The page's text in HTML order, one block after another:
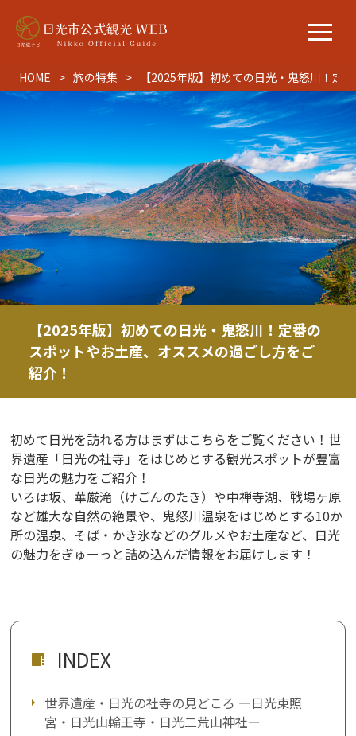
HOME 旅の特集 【2025年版】初めての日光・鬼怒川！定
【2025年版】初めての日光・鬼怒川！定番の
スポットやお土産、オススメの過ごし方をご
紹介！
初めて日光を訪れる方はまずはこちらをご覧ください！世
界遺産「日光の社寺」をはじめとする観光スポットが豊富
な日光の魅力をご紹介！
いろは坂、華厳滝（けごんのたき）や中禅寺湖、戦場ヶ原
など雄大な自然の絶景や、鬼怒川温泉をはじめとする10か
所の温泉、そば・かき氷などのグルメやお土産など、日光
の魅力をぎゅーっと詰め込んだ情報をお届けします！
INDEX
世界遺産・日光の社寺の見どころ ー日光東照
宮・日光山輪王寺・日光二荒山神社ー